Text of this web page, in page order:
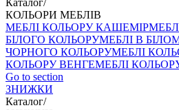
Каталог/
КОЛЬОРИ МЕБЛІВ
МЕБЛІ КОЛЬОРУ КАШЕМІР
БІЛОГО КОЛЬОРУМЕБЛІ В
ЧОРНОГО КОЛЬОРУМЕБЛІ
КОЛЬОРУ ВЕНГЕМЕБЛІ
Go to section
ЗНИЖКИ
Каталог/